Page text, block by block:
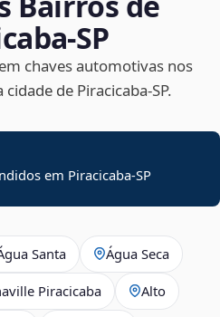
chaves automotivas nos
de Piracicaba‑SP.
em Piracicaba-SP
Santa Água Seca
Piracicaba Alto